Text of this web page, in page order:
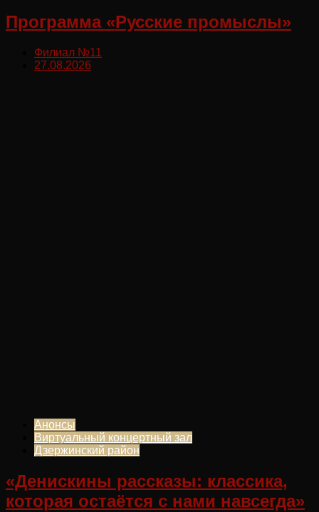
Программа «Русские промыслы»
Филиал №11
27.08.2026
Анонсы
Виртуальный концертный зал
Дзержинский район
«Денискины рассказы: классика,
которая остаётся с нами навсегда»